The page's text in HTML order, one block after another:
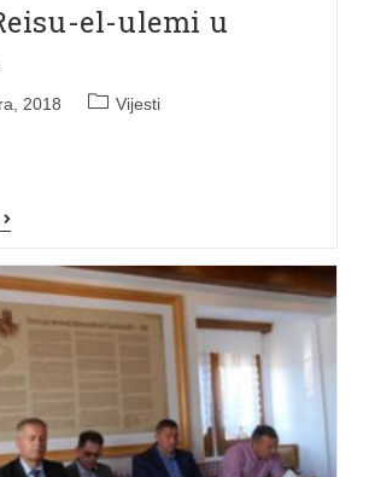
el-ulemi u
2018 Vijesti